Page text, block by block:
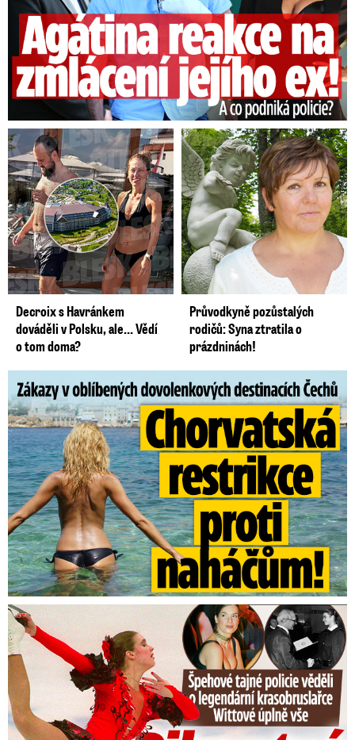
průvodčím.
Decroix s Havránkem
dováděli v Polsku, ale… Vědí
o tom doma?
Průvodkyně pozůstalých
rodičů: Syna ztratila o
prázdninách!
Zákazy v dovolenkových rájích: Restrikce proti naháčům!
Tajná policie špehovala krasobruslařku Wittovou: Pikantní ...